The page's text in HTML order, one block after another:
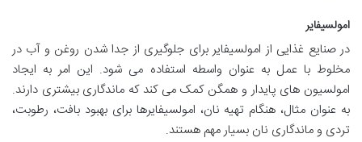
امولسیفایر
در صنایع غذایی از امولسیفایر برای جلوگیری از جدا شدن روغن و آب در
مخلوط با عمل به عنوان واسطه استفاده می شود. این امر به ایجاد
امولسیون های پایدار و همگن کمک می کند که ماندگاری بیشتری دارند.
به عنوان مثال، هنگام تهیه نان، امولسیفایرها برای بهبود بافت، رطوبت،
تردی و ماندگاری نان بسیار مهم هستند.